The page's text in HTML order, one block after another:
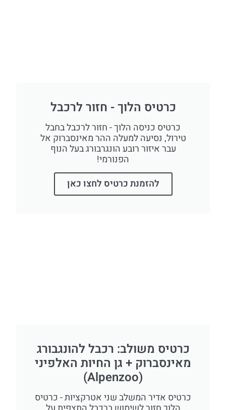
כרטיס הלוך - חזור לרכבל
כרטיס כניסה הלוך - חזור לרכבל בחבל
טירול, נסיעה למעלה ההר מאינסברוק אל
עבר איזור רובע הונגרבורג בעל הנוף
הפנורמי!
להזמנת כרטיס לחצו כאן
כרטיס משולב: רכבל להונגבורג
מאינסברוק + גן החיות האלפיני
(Alpenzoo)
כרטיס אדיר המשלב שני אטרקציות - כרטיס